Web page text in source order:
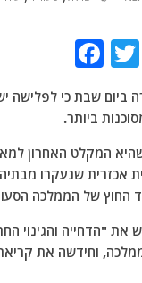
E
T
itt
er
c
e
b
o
o
k
ביום שבת כי לפלישה
ביותר.
המקלט האחרון
אכזרית שנעקרו
של הממלכה
את "הדחייה והגינוי
וחידשה את